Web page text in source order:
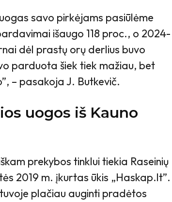
savo pirkėjams pasiūlėme
išaugo 118 proc., o 2024-
dėl prastų orų derlius buvo
parduota šiek tiek mažiau, bet
– pasakoja J. Butkevič.
uogos iš Kauno
prekybos tinklui tiekia Raseinių
2019 m. įkurtas ūkis „Haskap.lt”.
plačiau auginti pradėtos